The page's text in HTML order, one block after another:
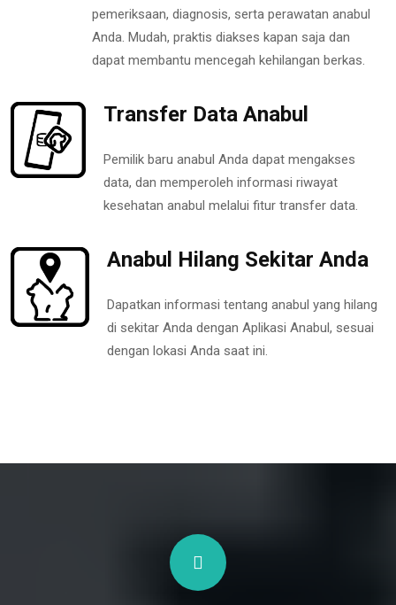
pemeriksaan, diagnosis, serta perawatan anabul
Anda. Mudah, praktis diakses kapan saja dan
dapat membantu mencegah kehilangan berkas.
Transfer Data Anabul
Pemilik baru anabul Anda dapat mengakses
data, dan memperoleh informasi riwayat
kesehatan anabul melalui fitur transfer data.
Anabul Hilang Sekitar Anda
Dapatkan informasi tentang anabul yang hilang
di sekitar Anda dengan Aplikasi Anabul, sesuai
dengan lokasi Anda saat ini.